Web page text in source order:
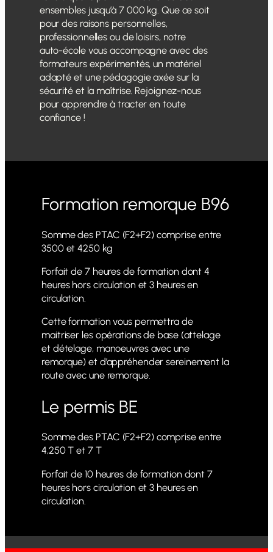
ensembles jusqu’à 7 000 kg. Que ce soit
pour des raisons personnelles,
professionnelles ou de loisirs, notre
auto-école vous accompagne avec des
formateurs expérimentés, un matériel
adapté et une pédagogie axée sur la
sécurité et la maîtrise. Rejoignez-nous
pour apprendre à tracter en toute
confiance !
Formation remorque B96
Somme des PTAC (F2+F2) comprise entre
3500 et 4250 kg
Forfait de 7 heures de formation dont 4
heures hors circulation et 3 heures en
circulation.
Cette formation vous permettra de
maitriser les opérations de base (attelage
et dételage, manoeuvres avec une
remorque) et d’appréhender sereinement la
route avec une remorque.
Le permis BE
Somme des PTAC (F2+F2) comprise entre
4,250 T et 7 T
Forfait de 10 heures de formation dont 7
heures hors circulation et 3 heures en
circulation.